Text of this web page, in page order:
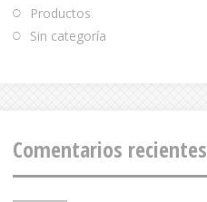
Productos
Sin categoría
Comentarios recientes